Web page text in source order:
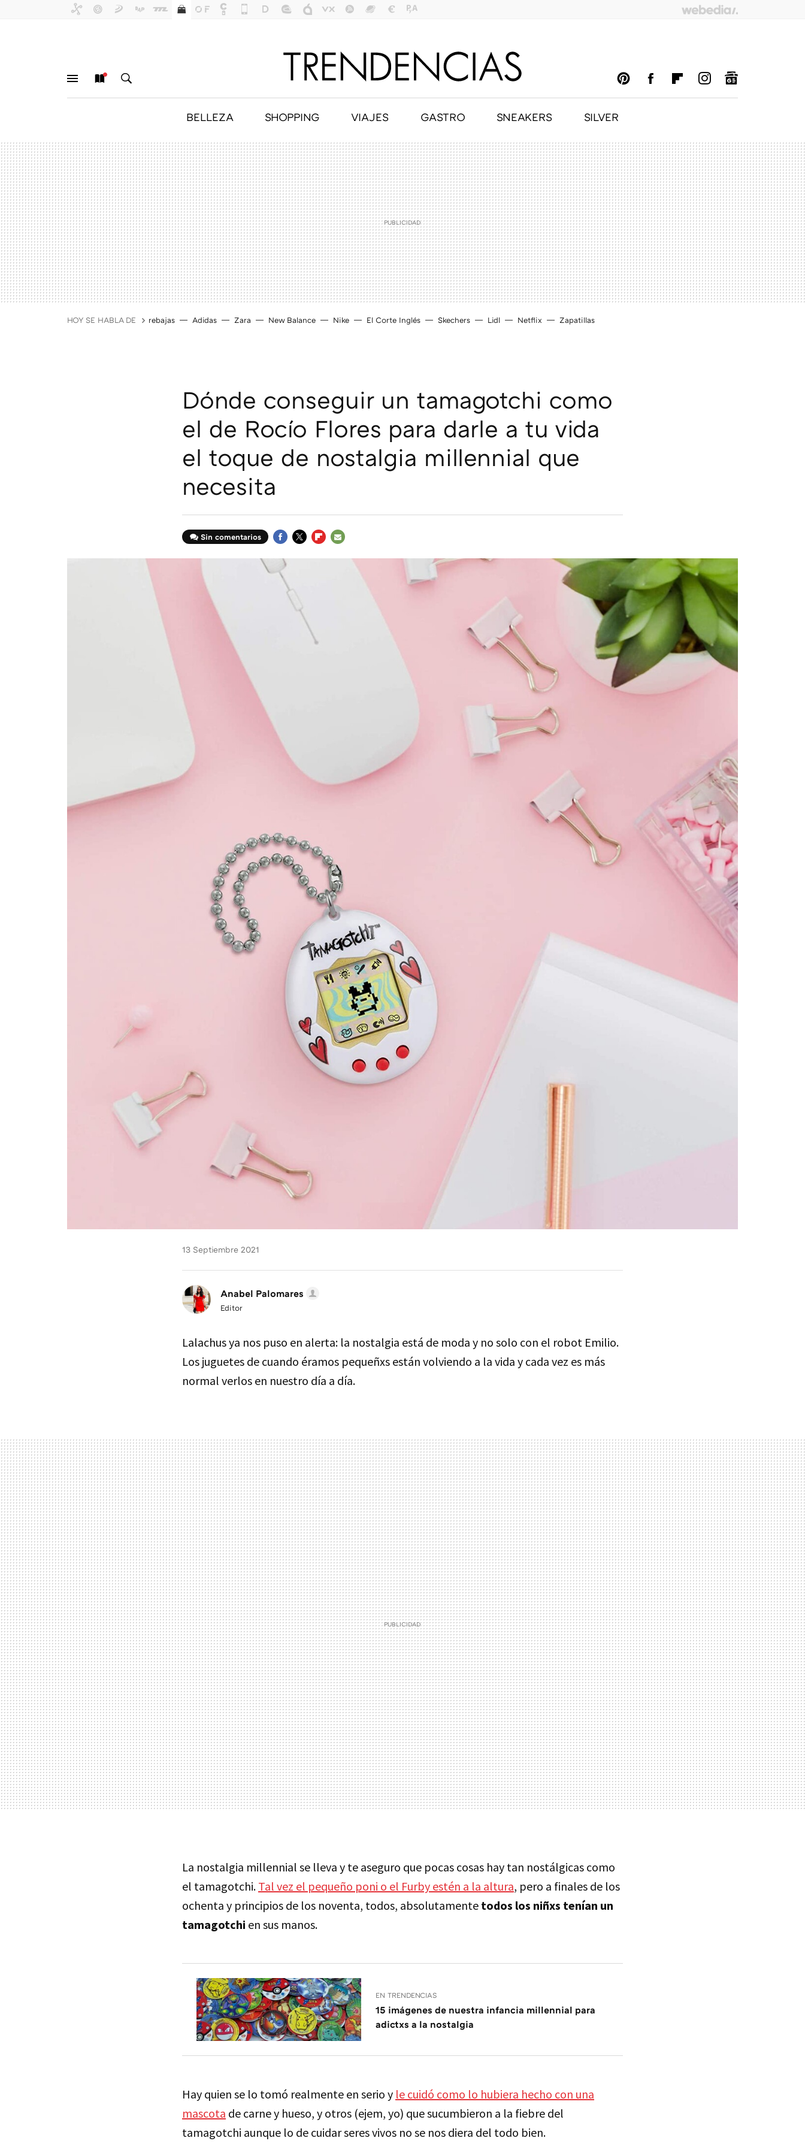
BELLEZA SHOPPING VIAJES GASTRO SNEAKERS SILVER
HOY SE HABLA DE rebajas Adidas Zara New Balance Nike El Corte Inglés Skechers Lidl Netflix Zapatillas
Dónde conseguir un tamagotchi como
el de Rocío Flores para darle a tu vida
el toque de nostalgia millennial que
necesita
Sin comentarios
13 Septiembre 2021
Anabel Palomares
Editor
Lalachus ya nos puso en alerta: la nostalgia está de moda y no solo con el robot Emilio.
Los juguetes de cuando éramos pequeñxs están volviendo a la vida y cada vez es más
normal verlos en nuestro día a día.
La nostalgia millennial se lleva y te aseguro que pocas cosas hay tan nostálgicas como
el tamagotchi. Tal vez el pequeño poni o el Furby estén a la altura, pero a finales de los
ochenta y principios de los noventa, todos, absolutamente todos los niñxs tenían un
tamagotchi en sus manos.
EN TRENDENCIAS
15 imágenes de nuestra infancia millennial para
adictxs a la nostalgia
Hay quien se lo tomó realmente en serio y le cuidó como lo hubiera hecho con una
mascota de carne y hueso, y otros (ejem, yo) que sucumbieron a la fiebre del
tamagotchi aunque lo de cuidar seres vivos no se nos diera del todo bien.